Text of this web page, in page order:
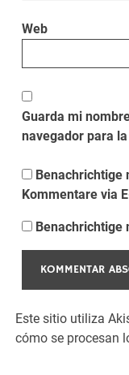
Web
Guarda mi
navegador para
Benachrichtige
Kommentare via
Benachrichtige
Este sitio utiliza
cómo se procesan